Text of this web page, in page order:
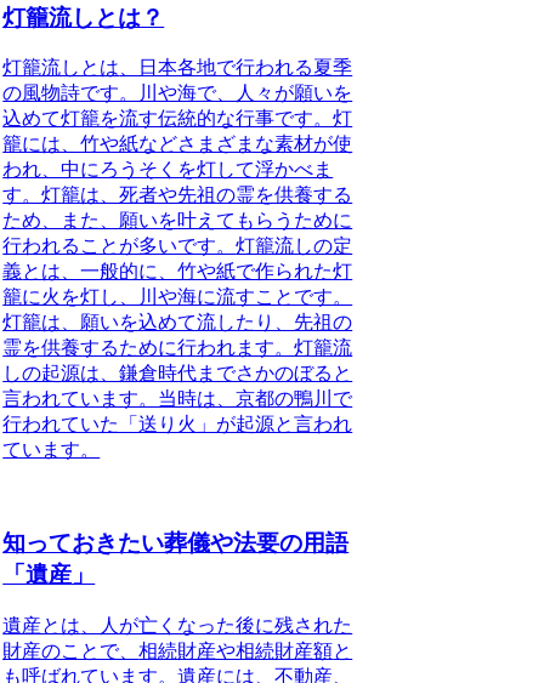
灯籠流しとは？
灯籠流しとは、日本各地で行われる夏季
の風物詩です。川や海で、人々が願いを
込めて灯籠を流す伝統的な行事です。灯
籠には、竹や紙などさまざまな素材が使
われ、中にろうそくを灯して浮かべま
す。灯籠は、死者や先祖の霊を供養する
ため、また、願いを叶えてもらうために
行われることが多いです。灯籠流しの定
義とは、一般的に、竹や紙で作られた灯
籠に火を灯し、川や海に流すことです。
灯籠は、願いを込めて流したり、先祖の
霊を供養するために行われます。灯籠流
しの起源は、鎌倉時代までさかのぼると
言われています。当時は、京都の鴨川で
行われていた「送り火」が起源と言われ
ています。
知っておきたい葬儀や法要の用語
「遺産」
遺産とは 、人が亡くなった後に残された
財産のことで、相続財産や相続財産額と
も呼ばれています。遺産には、不動産、